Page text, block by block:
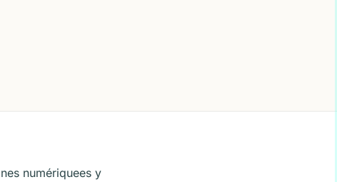
numériquees y